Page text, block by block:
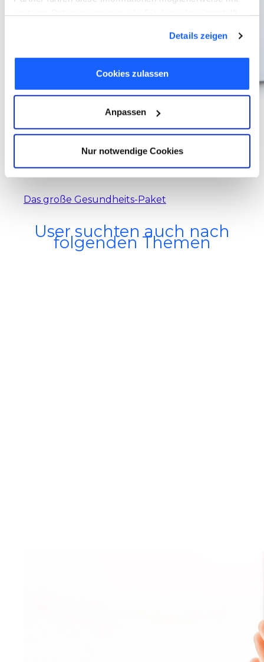
gesammelt haben. Sie geben Einwilligung zu unseren
Cookies, wenn Sie unsere Webseite weiterhin nutzen.
Details zeigen
Cookies zulassen
Anpassen
Nur notwendige Cookies
Vorlagen-Paket Vorsorgevollmacht
Das große Gesundheits-Paket
User suchten auch nach
folgenden Themen